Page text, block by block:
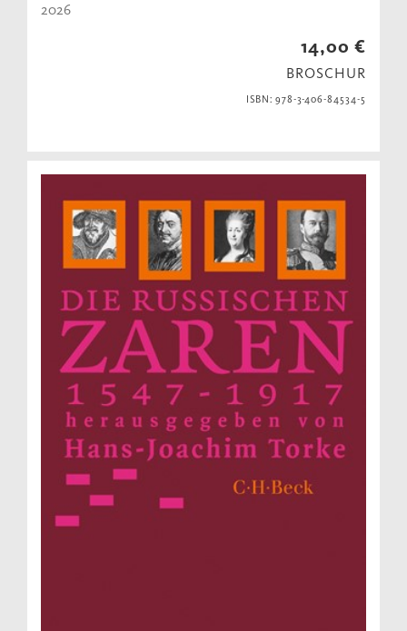
2026
14,00 €
BROSCHUR
ISBN: 978-3-406-84534-5